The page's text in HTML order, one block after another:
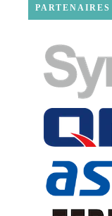
PARTENAIRES